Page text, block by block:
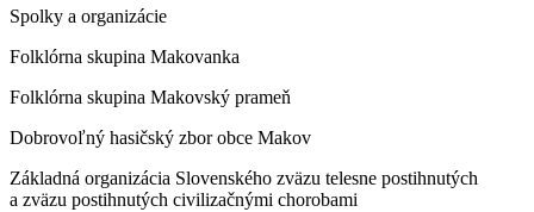
Spolky a organizácie
Folklórna skupina Makovanka
Folklórna skupina Makovský prameň
Dobrovoľný hasičský zbor obce Makov
Základná organizácia Slovenského zväzu telesne postihnutých
a zväzu postihnutých civilizačnými chorobami